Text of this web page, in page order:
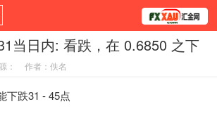
观点 货币
学院
书籍
当日内: 看跌，在 0.6850 之下
： 作者：佚名
跌31 - 45点